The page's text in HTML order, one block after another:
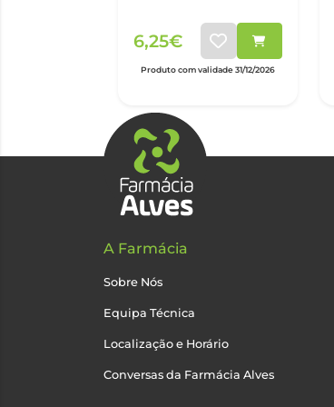
6,25€
Produto com validade 31/12/2026
A Farmácia
Sobre Nós
Equipa Técnica
Localização e Horário
Conversas da Farmácia Alves